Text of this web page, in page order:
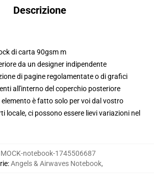
Descrizione
di carta 90gsm m
da un designer indipendente
di pagine regolamentate o di grafici
all'interno del coperchio posteriore
è fatto solo per voi dal vostro
locale, ci possono essere lievi variazioni nel
MOCK-notebook-1745506687
:Angels & Airwaves Notebook,